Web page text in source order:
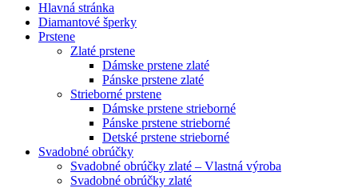
Hlavná stránka
Diamantové šperky
Prstene
Zlaté prstene
Dámske prstene zlaté
Pánske prstene zlaté
Strieborné prstene
Dámske prstene strieborné
Pánske prstene strieborné
Detské prstene strieborné
Svadobné obrúčky
Svadobné obrúčky zlaté – Vlastná výroba
Svadobné obrúčky zlaté